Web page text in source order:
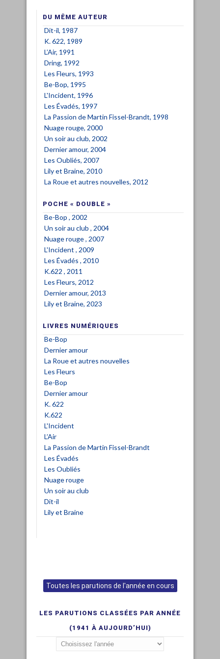
DU MÊME AUTEUR
Dit-il, 1987
K. 622, 1989
L’Air, 1991
Dring, 1992
Les Fleurs, 1993
Be-Bop, 1995
L'Incident, 1996
Les Évadés, 1997
La Passion de Martin Fissel-Brandt, 1998
Nuage rouge, 2000
Un soir au club, 2002
Dernier amour, 2004
Les Oubliés, 2007
Lily et Braine, 2010
La Roue et autres nouvelles, 2012
POCHE « DOUBLE »
Be-Bop , 2002
Un soir au club , 2004
Nuage rouge , 2007
L'Incident , 2009
Les Évadés , 2010
K.622 , 2011
Les Fleurs, 2012
Dernier amour, 2013
Lily et Braine, 2023
LIVRES NUMÉRIQUES
Be-Bop
Dernier amour
La Roue et autres nouvelles
Les Fleurs
Be-Bop
Dernier amour
K. 622
K.622
L'Incident
L’Air
La Passion de Martin Fissel-Brandt
Les Évadés
Les Oubliés
Nuage rouge
Un soir au club
Dit-il
Lily et Braine
Toutes les parutions de l'année en cours
LES PARUTIONS CLASSÉES PAR ANNÉE
(1941 À AUJOURD’HUI)